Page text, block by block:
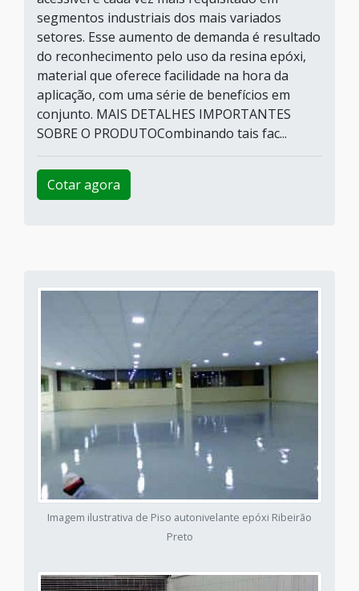
segmentos industriais dos mais variados
setores. Esse aumento de demanda é resultado
do reconhecimento pelo uso da resina epóxi,
material que oferece facilidade na hora da
aplicação, com uma série de benefícios em
conjunto. MAIS DETALHES IMPORTANTES
SOBRE O PRODUTOCombinando tais fac...
Cotar agora
Imagem ilustrativa de Piso autonivelante epóxi Ribeirão
Preto